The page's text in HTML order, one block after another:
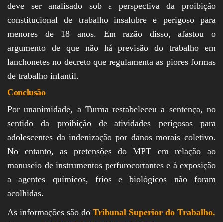
deve ser analisado sob a perspectiva da proibição
constitucional de trabalho insalubre e perigoso para
menores de 18 anos. Em razão disso, afastou o
argumento de que não há previsão do trabalho em
lanchonetes no decreto que regulamenta as piores formas
de trabalho infantil.
Conclusão
Por unanimidade, a Turma restabeleceu a sentença, no
sentido da proibição de atividades perigosas para
adolescentes da indenização por danos morais coletivo.
No entanto, as pretensões do MPT em relação ao
manuseio de instrumentos perfurocortantes e à exposição
a agentes químicos, frios e biológicos não foram
acolhidas.
As informações são do Tribunal Superior do Trabalho.